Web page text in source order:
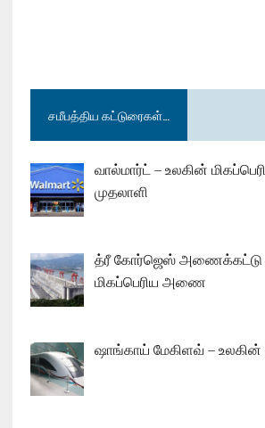
சமீபத்திய கட்டுரைகள்…
வால்மார்ட் – உலகின்
முதலாளி
த்ரீ கோர்ஜெஸ் அணைக்கட்டு
மிகப்பெரிய அணை
ஷாங்காய் மேகிளவ் – உலகின்